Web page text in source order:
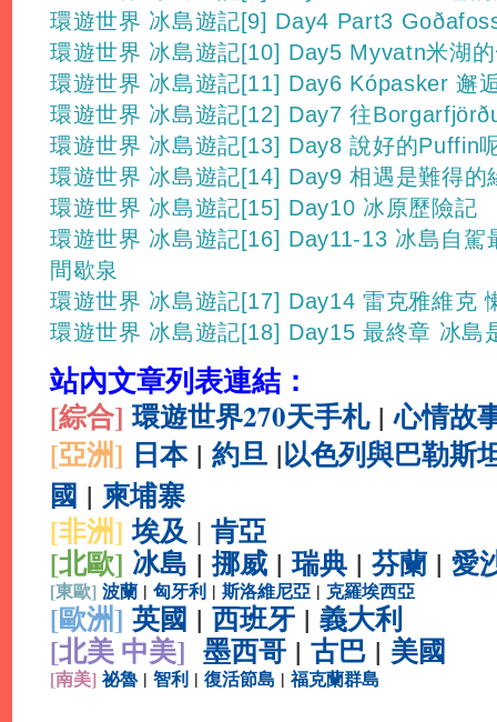
環遊世界 冰島遊記[9] Day4 Part3
環遊世界 冰島遊記[10] Day5 Myvatn米湖
環遊世界 冰島遊記[11] Day6 Kópasker 邂
環遊世界 冰島遊記[12] Day7 往
環遊世界 冰島遊記[13] Day8 說好的Puffin
環遊世界 冰島遊記[14] Day9 相遇是難得的
環遊世界 冰島遊記[15] Day10 冰原歷險記
環遊世界 冰島遊記[16] Day11-13 冰島自
間歇泉
環遊世界 冰島遊記[17] Day14 雷克雅維克
環遊世界 冰島遊記[18] Day15 最終章 冰島
站內文章列表連結：
[綜合] 環遊世界270天手札|心情故
[亞洲] 日本 | 約旦 |以色列與巴勒斯
國 | 柬埔寨
[非洲]埃及 | 肯亞
[北歐] 冰島 | 挪威 | 瑞典 | 芬蘭 | 愛
[東歐] 波蘭 | 匈牙利 | 斯洛維尼亞 | 克羅埃西亞
[歐洲] 英國 | 西班牙 | 義大利
[北美 中美] 墨西哥 | 古巴 | 美國
[南美] 祕魯 | 智利 | 復活節島 | 福克蘭群島